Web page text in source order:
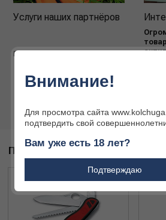
Услуги наших партнёров
Подробнее
ПОХОЖИЕ ТОВАРЫ
Внимание!
Для просмотра сайта
подтвердить свой
Вам уже есть 18 лет?
Подтверждаю